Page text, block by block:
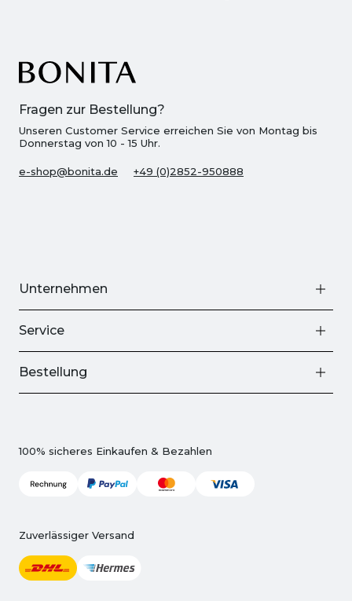
Fragen zur Bestellung?
Unseren Customer Service erreichen Sie von Montag bis
Donnerstag von 10 - 15 Uhr.
e-shop@bonita.de +49 (0)2852-950888
Unternehmen
Service
Bestellung
100% sicheres Einkaufen & Bezahlen
Zuverlässiger Versand